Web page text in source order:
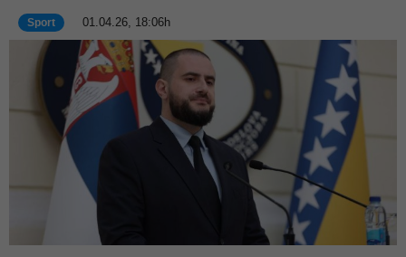
Sport 01.04.26, 18:06h